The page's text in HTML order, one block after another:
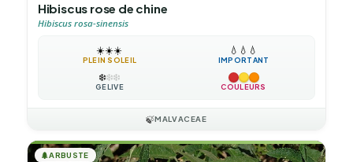
Hibiscus rose de chine
Hibiscus rosa-sinensis
☀️☀️☀️
PLEIN SOLEIL
💧 💧 💧
IMPORTANT
❄️❄️❄️
GÉLIVE COULEURS
🍃MALVACEAE
🌲ARBUSTE